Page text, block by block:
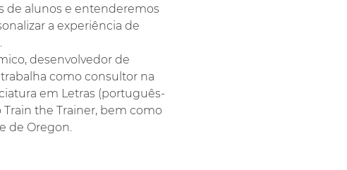
de alunos e entenderemos
a experiência de
desenvolvedor de
como consultor na
em Letras (português-
the Trainer, bem como
de Oregon.